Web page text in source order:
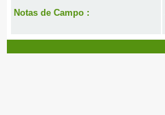
Notas de Campo :